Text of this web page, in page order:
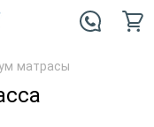
матрасы